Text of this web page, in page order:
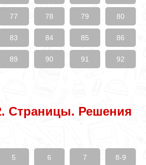
77 78 79 80
83 84 85 86
89 90 91 92
Страницы. Решения
5 6 7 8-9